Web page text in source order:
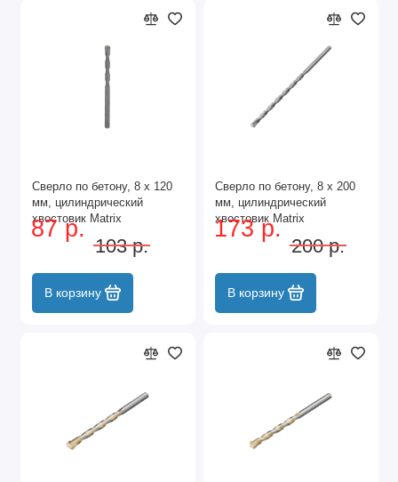
Сверло по бетону, 8 х 120
мм, цилиндрический
хвостовик Matrix
87 р.
103 р.
В корзину
Сверло по бетону, 8 х 200
мм, цилиндрический
хвостовик Matrix
173 р.
200 р.
В корзину